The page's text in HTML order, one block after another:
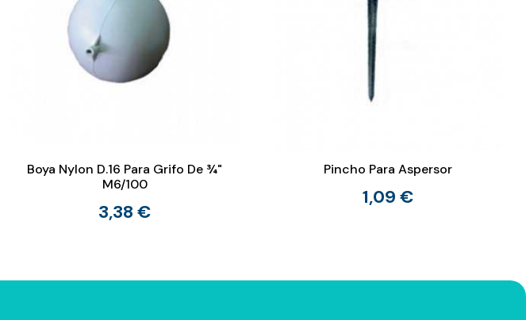
Boya Nylon D.16 Para Grifo De ¾"
M6/100
3,38 €
Pincho Para Aspersor
1,09 €